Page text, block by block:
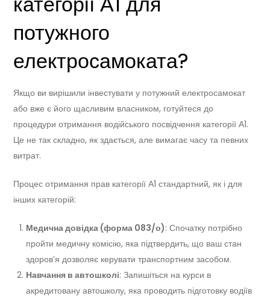
потужного
електросамоката?
Якщо ви вирішили інвестувати у потужний електросамокат
або вже є його щасливим власником, готуйтеся до
процедури отримання водійського посвідчення категорії А1.
Це не так складно, як здається, але вимагає часу та певних
витрат.
Процес отримання прав категорії А1 стандартний, як і для
інших категорій:
Медична довідка (форма 083/о): Спочатку потрібно
пройти медичну комісію, яка підтвердить, що ваш стан
здоров’я дозволяє керувати транспортним засобом.
Навчання в автошколі: Запишіться на курси в
акредитовану автошколу, яка проводить підготовку водіїв